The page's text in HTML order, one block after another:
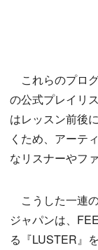
これらのプロ
の公式プレイリ
はレッスン前後
くため、アーテ
なリスナーやフ
こうした一連
ジャパンは、
る『LUSTER』